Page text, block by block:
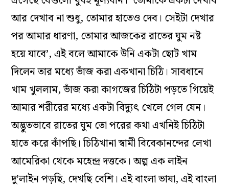
আর দেখাব না শুধু, তোমার হাতেও দেব। সেইটা দেখার
পর আমার ধারণা, তোমার আজকের রাতের ঘুম নষ্ট
হয়ে যাবে’, এই বলে আমাকে উনি একটা ছোট খাম
দিলেন তার মধ্যে ভাঁজ করা একখানা চিঠি। সাবধানে
খাম খুললাম, ভাঁজ করা কাগজের চিঠিটা পড়তে গিয়েই
আমার শরীরের মধ্যে একটা বিদ্যুৎ খেলে গেল যেন।
অদ্ভুতভাবে রাতের ঘুম তো পরের কথা এখনিই চিঠিটা
হাতে করে কাঁপছি। চিঠিখানা স্বামী বিবেকানন্দের লেখা
আমেরিকা থেকে মহেন্দ্র দত্তকে। অল্প এক লাইন
দু’লাইন পড়ছি, দেখছি বেশি। এই বাংলা ভাষা, এই বাংলা